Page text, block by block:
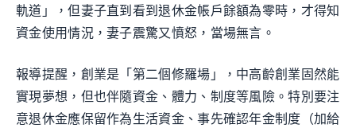
軌道」，但妻子直到看到退休金帳戶餘額為零時，才得知
資金使用情況，妻子震驚又憤怒，當場無言。
報導提醒，創業是「第二個修羅場」，中高齡創業固然能
實現夢想，但也伴隨資金、體力、制度等風險。特別要注
意退休金應保留作為生活資金、事先確認年金制度（加給